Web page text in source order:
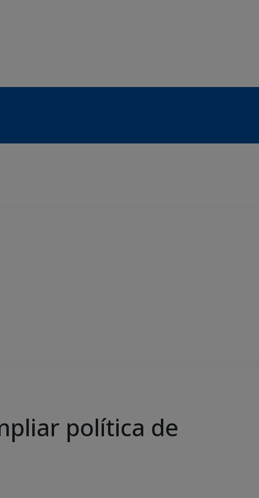
política de